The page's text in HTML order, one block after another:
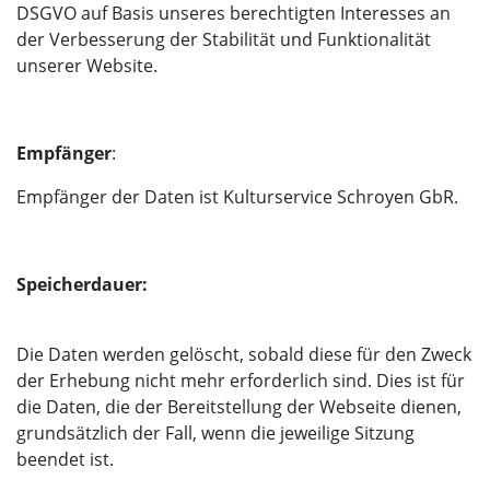
DSGVO auf Basis unseres berechtigten Interesses an
der Verbesserung der Stabilität und Funktionalität
unserer Website.
Empfänger:
Empfänger der Daten ist Kulturservice Schroyen GbR.
Speicherdauer:
Die Daten werden gelöscht, sobald diese für den Zweck
der Erhebung nicht mehr erforderlich sind. Dies ist für
die Daten, die der Bereitstellung der Webseite dienen,
grundsätzlich der Fall, wenn die jeweilige Sitzung
beendet ist.